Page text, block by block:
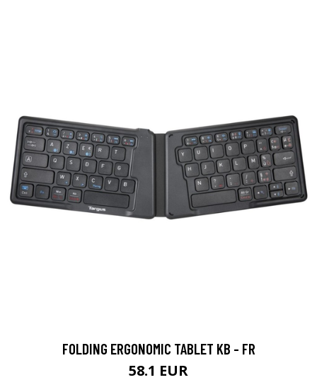
FOLDING ERGONOMIC TABLET KB - FR
58.1 EUR